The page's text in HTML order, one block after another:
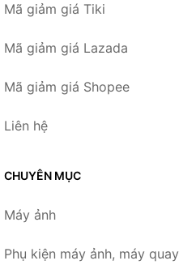
Mã giảm giá Tiki
Mã giảm giá Lazada
Mã giảm giá Shopee
Liên hệ
CHUYÊN MỤC
Máy ảnh
Phụ kiện máy ảnh, máy quay